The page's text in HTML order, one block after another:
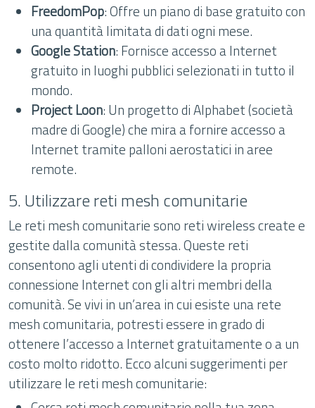
FreedomPop: Offre un piano di base gratuito con
una quantità limitata di dati ogni mese.
Google Station: Fornisce accesso a Internet
gratuito in luoghi pubblici selezionati in tutto il
mondo.
Project Loon: Un progetto di Alphabet (società
madre di Google) che mira a fornire accesso a
Internet tramite palloni aerostatici in aree
remote.
5. Utilizzare reti mesh comunitarie
Le reti mesh comunitarie sono reti wireless create e
gestite dalla comunità stessa. Queste reti
consentono agli utenti di condividere la propria
connessione Internet con gli altri membri della
comunità. Se vivi in un’area in cui esiste una rete
mesh comunitaria, potresti essere in grado di
ottenere l’accesso a Internet gratuitamente o a un
costo molto ridotto. Ecco alcuni suggerimenti per
utilizzare le reti mesh comunitarie: